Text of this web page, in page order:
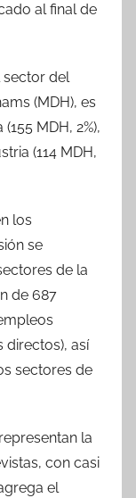
al final de
sector del
(MDH), es
MDH, 2%),
(114 MDH,
los
se
de la
de 687
directos), así
sectores de
la
con casi
el